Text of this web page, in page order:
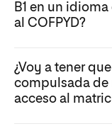
B1 en un
al COFPYD?
¿Voy a tener
compulsada de
acceso al